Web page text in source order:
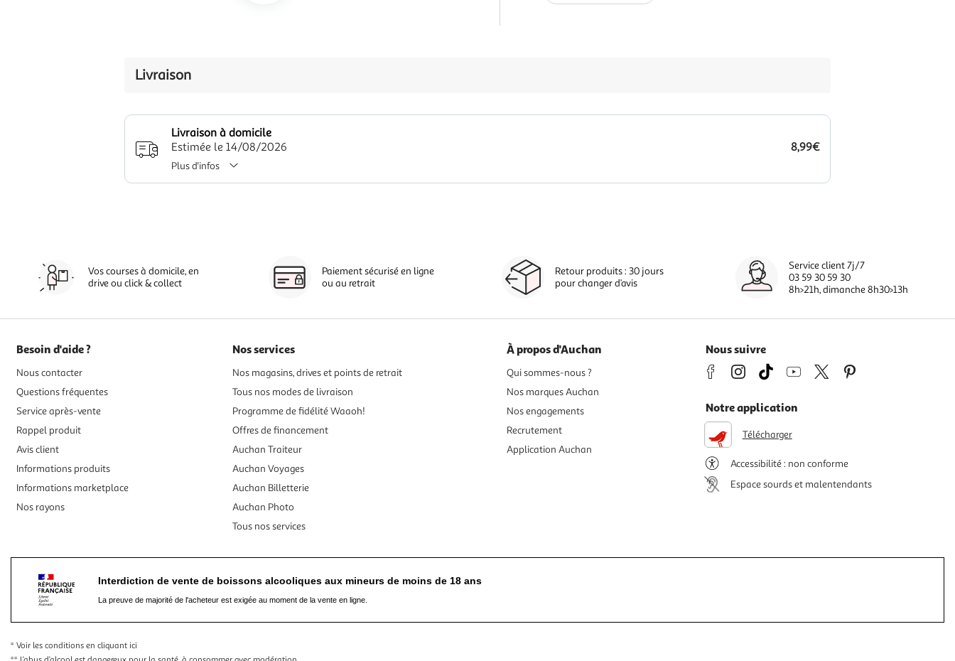
Livraison
Livraison à domicile
Estimée le 14/08/2026
8,99€
Plus d'infos
Vos courses à domicile, en
drive ou click & collect
Paiement sécurisé en ligne
ou au retrait
Retour produits : 30 jours
pour changer d’avis
Service client 7j/7
03 59 30 59 30
8h>21h, dimanche 8h30>13h
Besoin d'aide ?
Nous contacter
Questions fréquentes
Service après-vente
Rappel produit
Avis client
Informations produits
Informations marketplace
Nos rayons
Nos services
Nos magasins, drives et points de retrait
Tous nos modes de livraison
Programme de fidélité Waaoh!
Offres de financement
Auchan Traiteur
Auchan Voyages
Auchan Billetterie
Auchan Photo
Tous nos services
À propos d'Auchan
Qui sommes-nous ?
Nos marques Auchan
Nos engagements
Recrutement
Application Auchan
Nous suivre
Notre application
Télécharger
Accessibilité : non conforme
Espace sourds et malentendants
Interdiction de vente de boissons alcooliques aux mineurs de moins de 18 ans
La preuve de majorité de l'acheteur est exigée au moment de la vente en ligne.
* Voir les conditions en cliquant ici